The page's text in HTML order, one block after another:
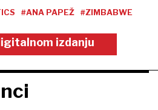
#ANA PAPEŽ #ZIMBABWE
izdanju